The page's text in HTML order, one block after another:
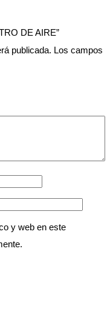
DE AIRE”
publicada. Los campos
y web en este